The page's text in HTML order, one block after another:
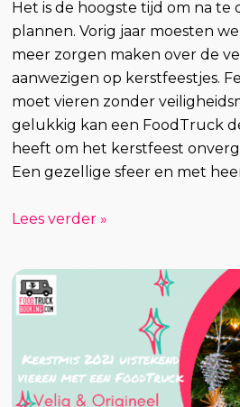
Het is de hoogste tijd om na te
plannen. Vorig jaar moesten
meer zorgen maken over de
aanwezigen op kerstfeestjes.
moet vieren zonder
gelukkig kan een FoodTruck
heeft om het kerstfeest
Een gezellige sfeer en met
Lees verder »